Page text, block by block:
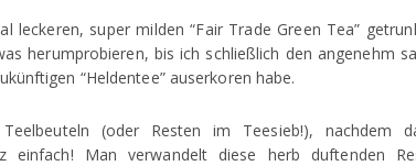
leckeren, super milden “Fair Trade Green Tea”
herumprobieren, bis ich schließlich den angenehm
“Heldentee” auserkoren habe.
(oder Resten im Teesieb!), nachdem
einfach! Man verwandelt diese herb duftenden